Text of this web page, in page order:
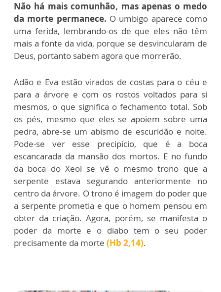
Não há mais comunhão, mas apenas o medo
da morte permanece. O umbigo aparece como
uma ferida, lembrando-os de que eles não têm
mais a fonte da vida, porque se desvincularam de
Deus, portanto sabem agora que morrerão.
Adão e Eva estão virados de costas para o céu e
para a árvore e com os rostos voltados para si
mesmos, o que significa o fechamento total. Sob
os pés, mesmo que eles se apoiem sobre uma
pedra, abre-se um abismo de escuridão e noite.
Pode-se ver esse precipício, que é a boca
escancarada da mansão dos mortos. E no fundo
da boca do Xeol se vê o mesmo trono que a
serpente estava segurando anteriormente no
centro da árvore. O trono é imagem do poder que
a serpente prometia e que o homem pensou em
obter da criação. Agora, porém, se manifesta o
poder da morte e o diabo tem o seu poder
precisamente da morte (Hb 2,14).